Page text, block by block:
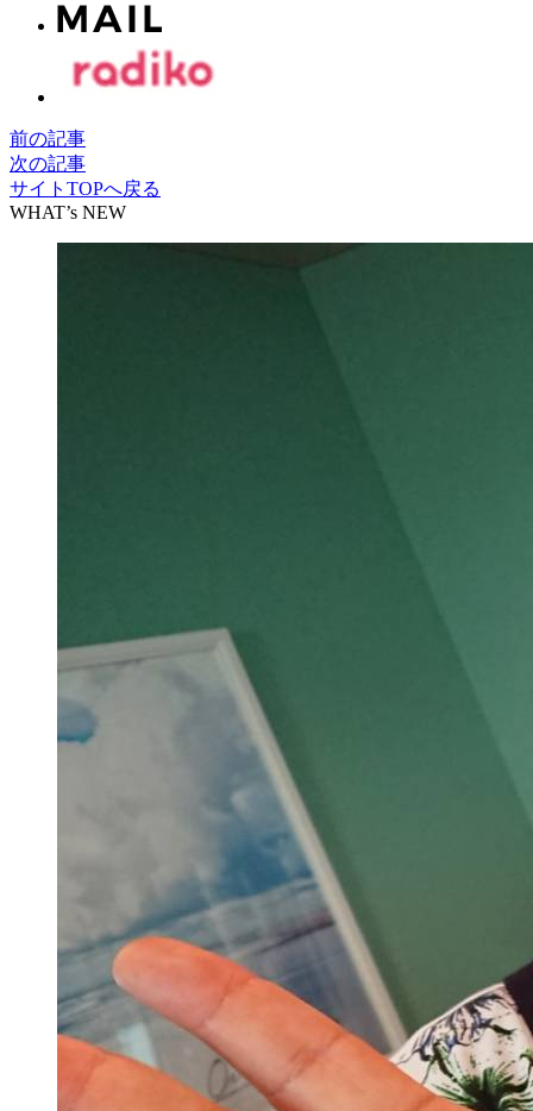
前の記事
次の記事
サイトTOPへ戻る
WHAT’s NEW